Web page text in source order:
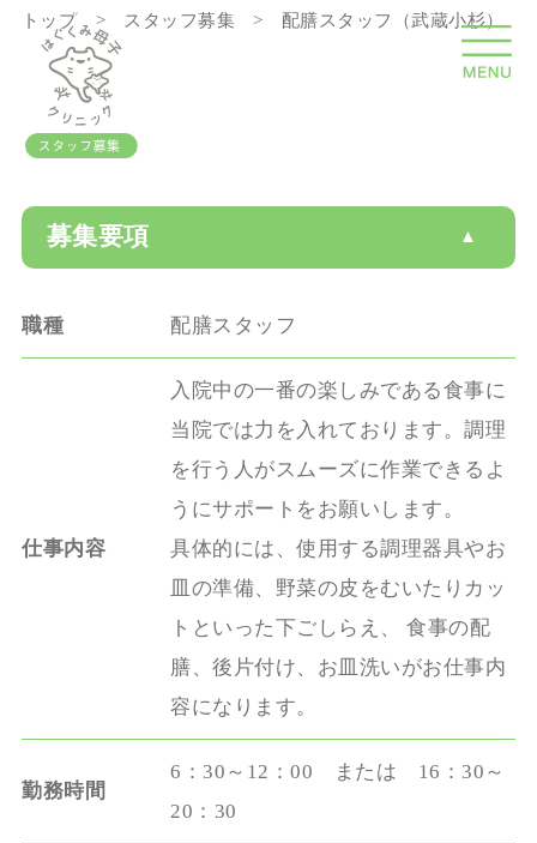
トップ スタッフ募集 配膳スタッフ（武蔵小杉）
募集要項
職種 配膳スタッフ
仕事内容
入院中の一番の楽しみである食事に
当院では力を入れております。調理
を行う人がスムーズに作業できるよ
うにサポートをお願いします。
具体的には、使用する調理器具やお
皿の準備、野菜の皮をむいたりカッ
トといった下ごしらえ、 食事の配
膳、後片付け、お皿洗いがお仕事内
容になります。
勤務時間
6：30～12：00 または 16：30～
20：30